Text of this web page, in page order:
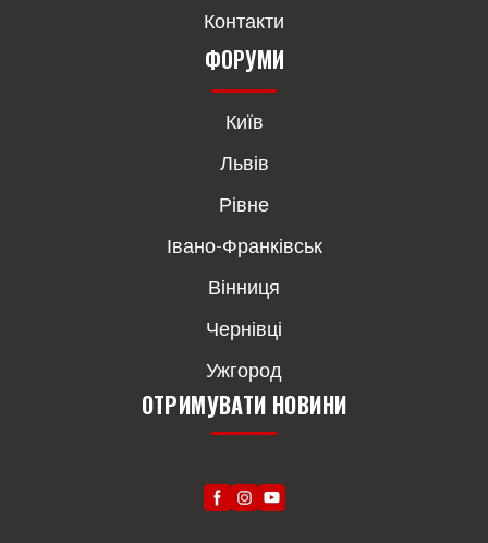
Контакти
ФОРУМИ
Київ
Львів
Рівне
Івано-Франківськ
Вінниця
Чернівці
Ужгород
ОТРИМУВАТИ НОВИНИ